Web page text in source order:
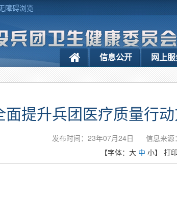
障碍浏览
信息公开 网上
面提升兵团医疗质量行
发布时间：23年07月24日 信息来源：
【字体： 大 中 小】 打